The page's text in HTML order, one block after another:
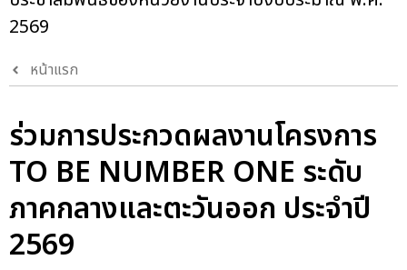
2569
หน้าแรก
ร่วมการประกวดผลงานโครงการ
TO BE NUMBER ONE ระดับ
ภาคกลางและตะวันออก ประจำปี
2569